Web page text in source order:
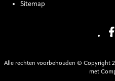
Sitemap
Alle rechten voorbehouden © Copyright
met